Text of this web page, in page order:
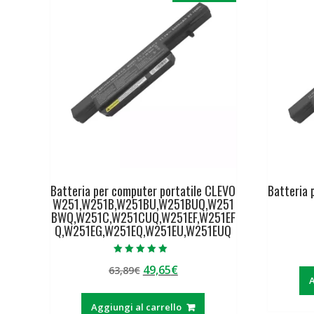
Batteria per computer portatile CLEVO
W251,W251B,W251BU,W251BUQ,W251
BWQ,W251C,W251CUQ,W251EF,W251EF
Q,W251EG,W251EQ,W251EU,W251EUQ
5.00
su 5
63,89€ Il
originale
49,65€Il
attuale
Aggiungi al carrello
Batteria